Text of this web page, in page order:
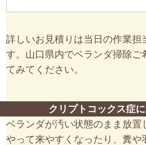
詳しいお見積りは当日の作業担
す。山口県内でベランダ掃除ご
てみてください。
クリプトコックス症
ベランダが汚い状態のまま放置
やって来やすくなったり、糞や